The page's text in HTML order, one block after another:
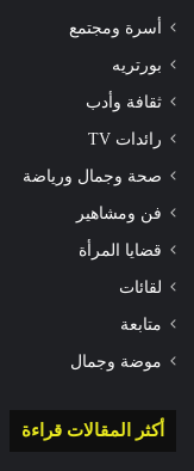
أسرة ومجتمع
بورتريه
ثقافة وأدب
رائدات TV
صحة وجمال ورياضة
فن ومشاهير
قضايا المرأة
لقائات
متابعة
موضة وجمال
أكثر المقالات قراءة